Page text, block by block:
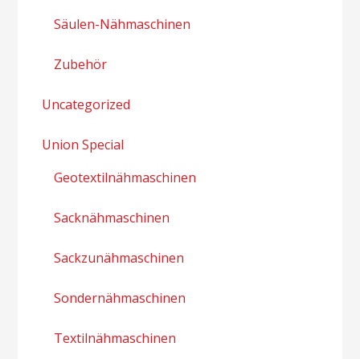
Säulen-Nähmaschinen
Zubehör
Uncategorized
Union Special
Geotextilnähmaschinen
Sacknähmaschinen
Sackzunähmaschinen
Sondernähmaschinen
Textilnähmaschinen